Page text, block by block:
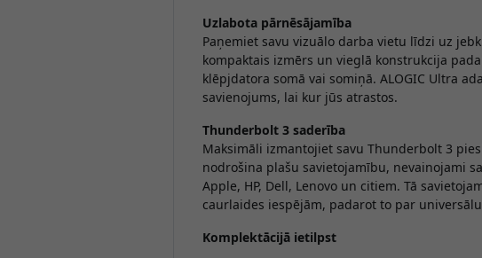
Uzlabota pārnēsājamība
Paņemiet savu vizuālo darba vietu līdzi uz
kompaktais izmērs un vieglā konstrukcija
klēpjdatora somā vai somiņā. ALOGIC Ultra
savienojums, lai kur jūs atrastos.
Thunderbolt 3 saderība
Maksimāli izmantojiet savu Thunderbolt 3
nodrošina plašu savietojamību, nevainojami
Apple, HP, Dell, Lenovo un citiem. Tā
caurlaides iespējām, padarot to par
Komplektācijā ietilpst